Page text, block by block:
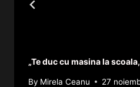
„Te duc cu masina la
By Mirela Ceanu 27